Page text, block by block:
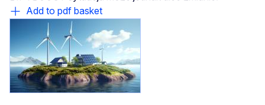
Add to pdf basket